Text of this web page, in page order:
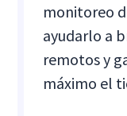
monitoreo
ayudarlo a
remotos y
máximo el